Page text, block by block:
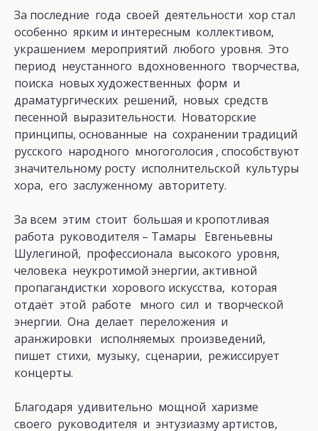
За последние года своей деятельности хор стал
особенно ярким и интересным коллективом,
украшением мероприятий любого уровня. Это
период неустанного вдохновенного творчества,
поиска новых художественных форм и
драматургических решений, новых средств
песенной выразительности. Новаторские
принципы, основанные на сохранении традиций
русского народного многоголосия , способствуют
значительному росту исполнительской культуры
хора, его заслуженному авторитету.
За всем этим стоит большая и кропотливая
работа руководителя – Тамары Евгеньевны
Шулегиной, профессионала высокого уровня,
человека неукротимой энергии, активной
пропагандистки хорового искусства, которая
отдаёт этой работе много сил и творческой
энергии. Она делает переложения и
аранжировки исполняемых произведений,
пишет стихи, музыку, сценарии, режиссирует
концерты.
Благодаря удивительно мощной харизме
своего руководителя и энтузиазму артистов,